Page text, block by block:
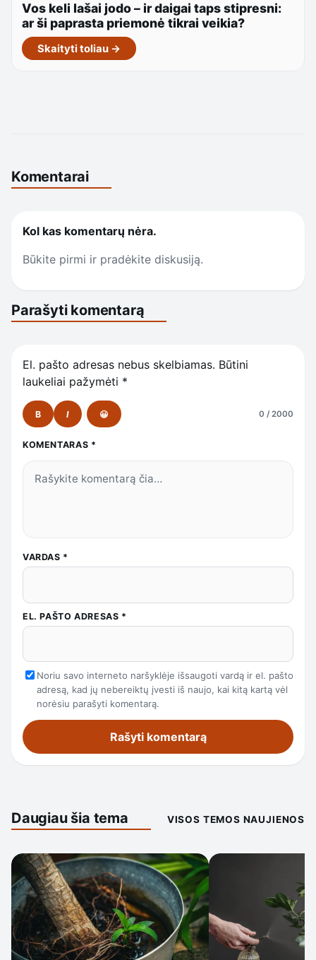
Vos keli lašai jodo – ir daigai taps stipresni:
ar ši paprasta priemonė tikrai veikia?
Skaityti toliau →
Komentarai
Kol kas komentarų nėra.
Būkite pirmi ir pradėkite diskusiją.
Parašyti komentarą
El. pašto adresas nebus skelbiamas. Būtini
laukeliai pažymėti *
B I 😀 0 / 2000
KOMENTARAS *
VARDAS *
EL. PAŠTO ADRESAS *
Noriu savo interneto naršyklėje išsaugoti vardą ir el. pašto
adresą, kad jų nebereiktų įvesti iš naujo, kai kitą kartą vėl
norėsiu parašyti komentarą.
Daugiau šia tema VISOS TEMOS NAUJIENOS